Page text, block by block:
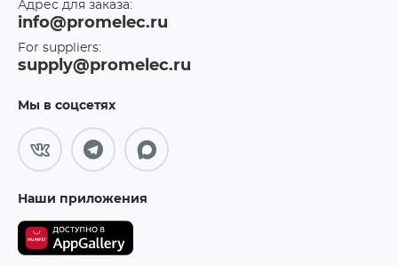
Адрес для заказа:
info@promelec.ru
For suppliers:
supply@promelec.ru
Мы в соцсетях
Наши приложения